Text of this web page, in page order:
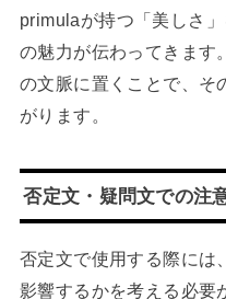
primulaが持つ「美しさ
の魅力が伝わってきます
の文脈に置くことで、そ
がります。
否定文・疑問文での注
否定文で使用する際には
影響するかを考える必要